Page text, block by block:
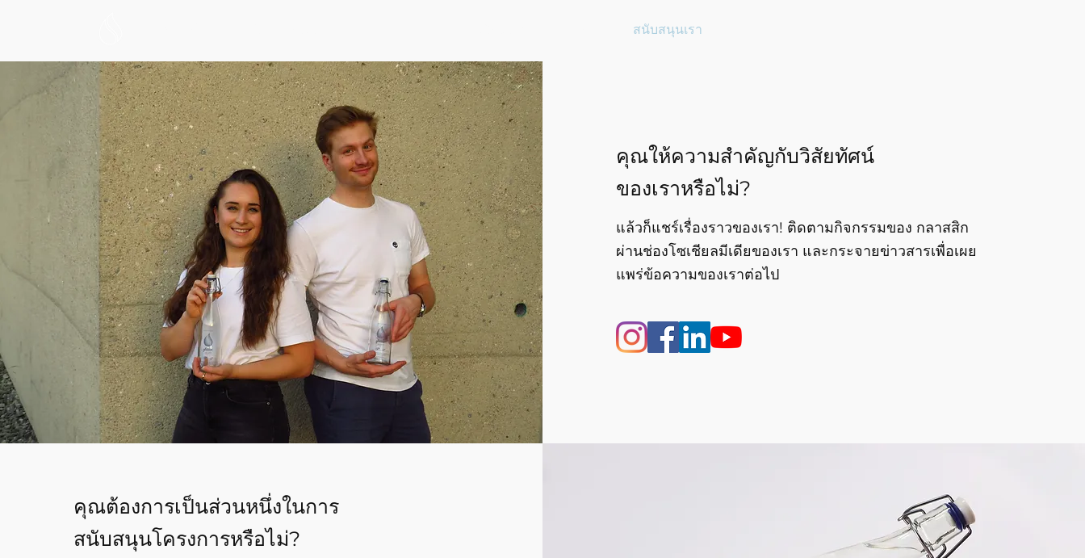
สนับสนุนเรา
คุณให้ความสำคัญกับวิสัยทัศน์
ของเราหรือไม่?
แล้วก็แชร์เรื่องราวของเรา! ติดตามกิจกรรมของ กลาสสิก
ผ่านช่องโซเชียลมีเดียของเรา และกระจายข่าวสารเพื่อเผย
แพร่ข้อความของเราต่อไป
คุณต้องการเป็นส่วนหนึ่งในการ
สนับสนุนโครงการหรือไม่?